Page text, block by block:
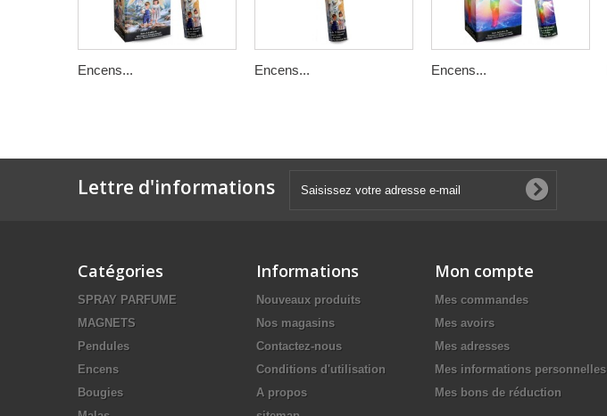
Encens... Encens... Encens...
Lettre d'informations
Catégories
SPRAY PARFUME
MAGNETS
Pendules
Encens
Bougies
Informations
Nouveaux produits
Nos magasins
Contactez-nous
Conditions d'utilisation
A propos
Mon compte
Mes commandes
Mes avoirs
Mes adresses
Mes informations personnelles
Mes bons de réduction